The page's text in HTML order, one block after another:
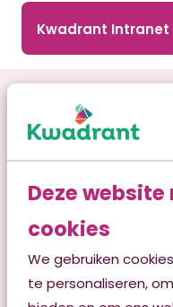
Deze
cookies
We gebruiken
te personaliseren,
Kwadrant Intranet
Klantadviescentrum
Aanmelden